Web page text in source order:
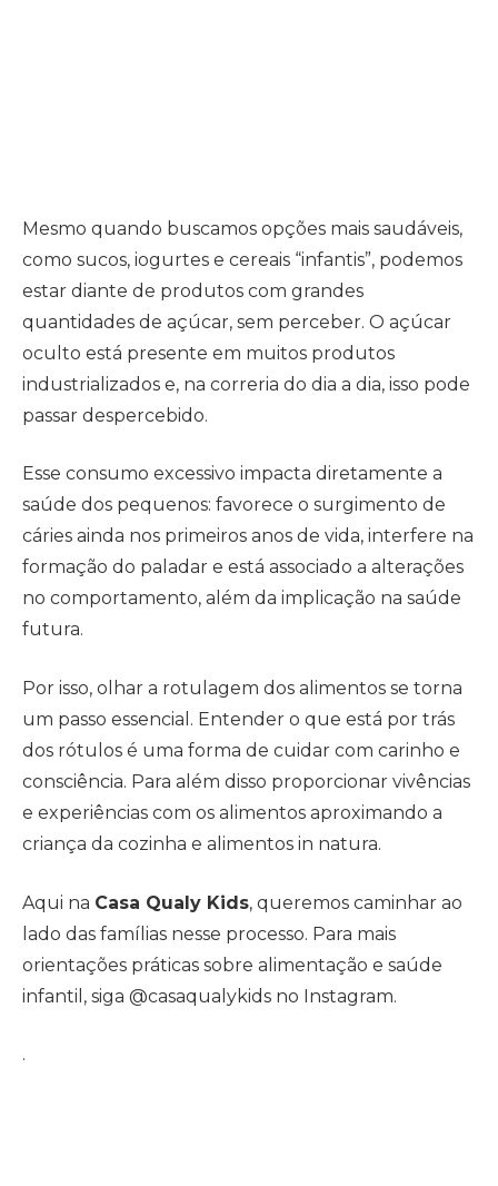
Mesmo quando buscamos opções mais saudáveis,
como sucos, iogurtes e cereais “infantis”, podemos
estar diante de produtos com grandes
quantidades de açúcar, sem perceber. O açúcar
oculto está presente em muitos produtos
industrializados e, na correria do dia a dia, isso pode
passar despercebido.
Esse consumo excessivo impacta diretamente a
saúde dos pequenos: favorece o surgimento de
cáries ainda nos primeiros anos de vida, interfere na
formação do paladar e está associado a alterações
no comportamento, além da implicação na saúde
futura.
Por isso, olhar a rotulagem dos alimentos se torna
um passo essencial. Entender o que está por trás
dos rótulos é uma forma de cuidar com carinho e
consciência. Para além disso proporcionar vivências
e experiências com os alimentos aproximando a
criança da cozinha e alimentos in natura.
Aqui na Casa Qualy Kids, queremos caminhar ao
lado das famílias nesse processo. Para mais
orientações práticas sobre alimentação e saúde
infantil, siga @casaqualykids no Instagram.
.